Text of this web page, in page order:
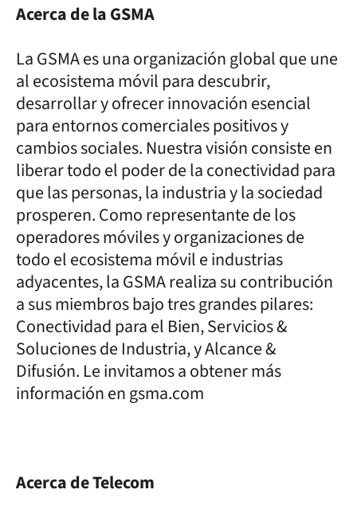
Acerca de la GSMA
La GSMA es una organización global que une
al ecosistema móvil para descubrir,
desarrollar y ofrecer innovación esencial
para entornos comerciales positivos y
cambios sociales. Nuestra visión consiste en
liberar todo el poder de la conectividad para
que las personas, la industria y la sociedad
prosperen. Como representante de los
operadores móviles y organizaciones de
todo el ecosistema móvil e industrias
adyacentes, la GSMA realiza su contribución
a sus miembros bajo tres grandes pilares:
Conectividad para el Bien, Servicios &
Soluciones de Industria, y Alcance &
Difusión. Le invitamos a obtener más
información en gsma.com
Acerca de Telecom